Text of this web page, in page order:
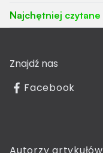
Najchętniej czytane
Znajdź nas
Facebook